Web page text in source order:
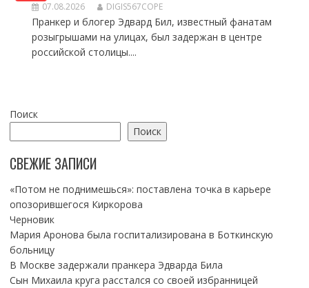
07.08.2026 DIGIS567COPE
Пранкер и блогер Эдвард Бил, известный фанатам
розыгрышами на улицах, был задержан в центре
российской столицы....
Поиск
Поиск
СВЕЖИЕ ЗАПИСИ
«Потом не поднимешься»: поставлена точка в карьере
опозорившегося Киркорова
Черновик
Мария Аронова была госпитализирована в Боткинскую
больницу
В Москве задержали пранкера Эдварда Била
Сын Михаила круга расстался со своей избранницей